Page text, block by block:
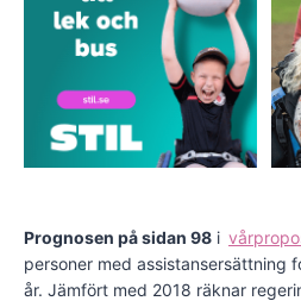
Prognosen på sidan 98 i
personer med assistansersättning
år. Jämfört med 2018 räknar